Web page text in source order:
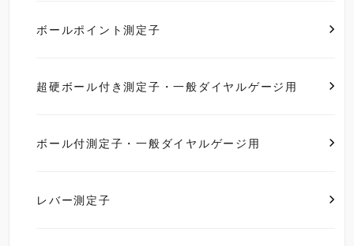
ボールポイント測定子
超硬ボール付き測定子・一般ダイヤルゲージ用
ボール付測定子・一般ダイヤルゲージ用
レバー測定子